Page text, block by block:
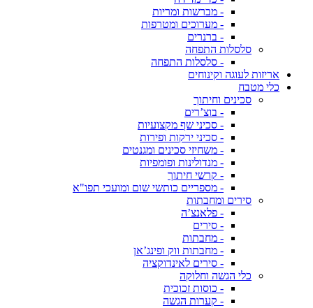
- מברשות ומריות
- מערוכים ומטרפות
- ברנרים
סלסלות התפחה
- סלסלות התפחה
אריזות לעוגה וקינוחים
כלי מטבח
סכינים וחיתוך
- בוצ’רים
- סכיני שף מקצועיות
- סכיני ירקות ופירות
- משחיזי סכינים ומגנטים
- מנדולינות ופומפיות
- קרשי חיתוך
- מספריים כותשי שום ומועכי תפו"א
סירים ומחבתות
- פלאנצ’ה
- סירים
- מחבתות
- מחבתות ווק ופינג’אן
- סירים לאינדוקציה
כלי הגשה וחלוקה
- כוסות זכוכית
- קערות הגשה